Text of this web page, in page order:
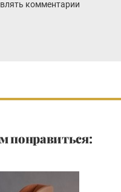
комментарии
понравиться: